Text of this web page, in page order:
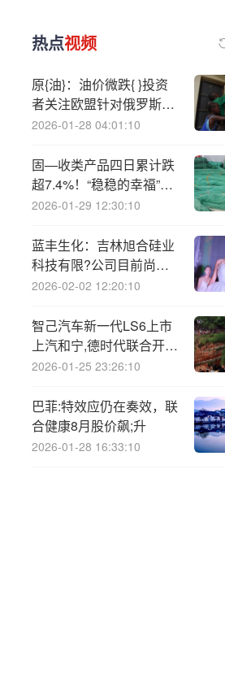
热点视频
原{油}：油价微跌{ }投资
者关注欧盟针对俄罗斯石
油的限制措施
2026-01-28 04:01:10
固—收类产品四日累计跌
超7.4%！“稳稳的幸福”华
宸未来稳健添利债券遇挑
2026-01-29 12:30:10
蓝丰生化：吉林旭合硅业
科技有限?公司目前尚未
投产
2026-02-02 12:20:10
智己汽车新一代LS6上市
上汽和宁,德时代联合开发
电池
2026-01-25 23:26:10
巴菲:特效应仍在奏效，联
合健康8月股价飙;升
2026-01-28 16:33:10